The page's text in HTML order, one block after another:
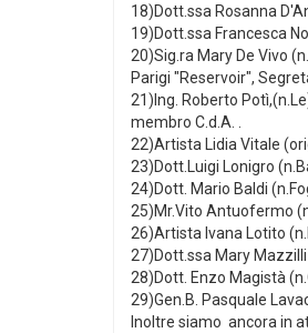
18)Dott.ssa Rosanna
19)Dott.ssa Francesca
20)Sig.ra Mary De Vivo
Parigi "Reservoir",
21)Ing. Roberto
membro C.d.A. .
22)Artista Lidia Vitale
23)Dott.Luigi Lonigro
24)Dott. Mario Baldi
25)Mr.Vito Antuofermo
26)Artista Ivana Lotito
27)Dott.ssa Mary
28)Dott. Enzo Magistà
29)Gen.B. Pasquale
Inoltre siamo ancora in